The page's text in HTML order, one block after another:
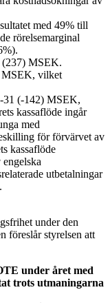
med 49% till
rörelsemarginal
(237) MSEK.
MSEK, vilket
31 (-142) MSEK,
kassaflöde ingår
med
för förvärvet av
kassaflöde
utbetalningar
under den
föreslår styrelsen att
under året med
trots utmaningarna